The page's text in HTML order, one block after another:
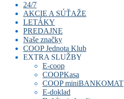
24/7
AKCIE A SÚŤAŽE
LETÁKY
PREDAJNE
Naše značky
COOP Jednota Klub
EXTRA SLUŽBY
E-coop
COOPKasa
COOP miniBANKOMAT
E-doklad